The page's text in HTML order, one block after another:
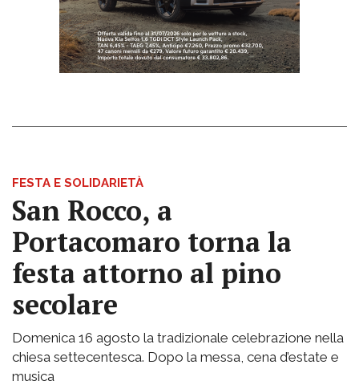
FESTA E SOLIDARIETÀ
San Rocco, a
Portacomaro torna la
festa attorno al pino
secolare
Domenica 16 agosto la tradizionale celebrazione nella
chiesa settecentesca. Dopo la messa, cena d’estate e
musica